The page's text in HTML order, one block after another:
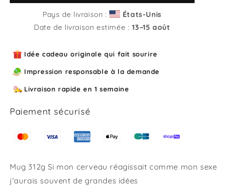
mon
comme
sexe
j&#39;aurais
de
idées
Si
mon
comme
sexe
j&#39;aurais
de
idées
Pays de livraison :
États-Unis
Date de livraison estimée :13⁠–15 août
Idée cadeau originale qui fait sourire
Impression responsable à la demande
Livraison rapide en 1 semaine
Paiement sécurisé
Mug 312g Si mon cerveau réagissait comme mon sexe
j'aurais souvent de grandes idées